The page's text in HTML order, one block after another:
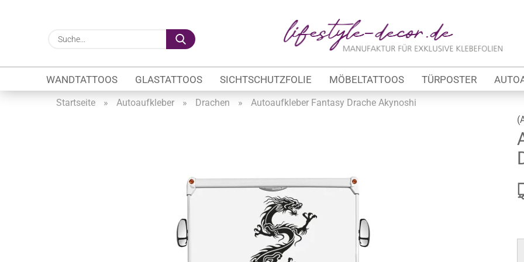
Lieferland
Suche...
WANDTATTOOS GLASTATTOOS SICHTSCHUTZFOLIE MÖBELTATTOOS TÜRPOSTER
Schaufensterbeschriftung
Öffnungszeiten
Sichtschutzfolien Gewerbe
Glasbeschriftung
Glasmotive
Startseite » Autoaufkleber » Drachen »
Autoaufkleber Fantasy Drache Akynoshi